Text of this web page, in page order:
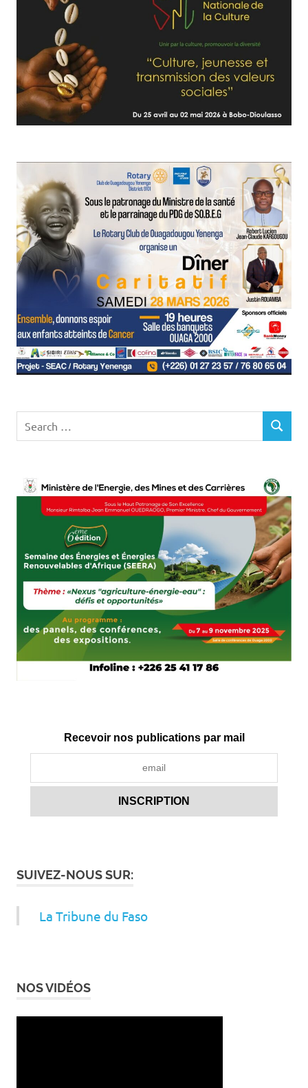
for:
SEARCH
Recevoir nos publications par mail
SUIVEZ-NOUS SUR:
La Tribune du Faso
NOS VIDÉOS